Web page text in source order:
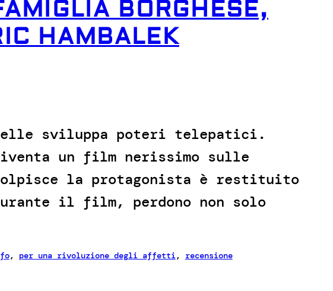
BORGHESE,
HAMBALEK
sviluppa poteri telepatici.
un film nerissimo sulle
la protagonista è restituito
il film, perdono non solo
, per una rivoluzione degli affetti, recensione